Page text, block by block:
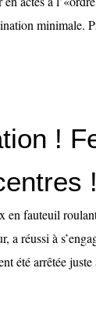
minimale.
!
!
en fauteuil
a réussi à
été arrêtée juste